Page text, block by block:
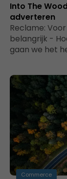
Into The
adverteren
Reclame:
belangrijk -
gaan we het
Commerce